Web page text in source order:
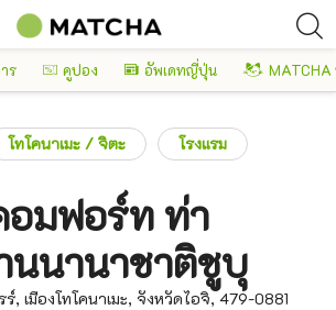
ร คูปอง อัพเดทญี่ปุ่น
โทโคนาเมะ / จิตะ โรงแรม
อมฟอร์ท ท่า
นนานาชาติชูบุ
, เมืองโทโคนาเมะ, จังหวัดไอจิ, 479-0881